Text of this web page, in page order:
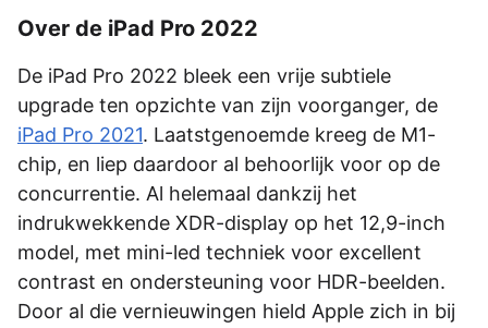
Over de iPad Pro 2022
De iPad Pro 2022 bleek een vrije subtiele
upgrade ten opzichte van zijn voorganger, de
iPad Pro 2021. Laatstgenoemde kreeg de M1-
chip, en liep daardoor al behoorlijk voor op de
concurrentie. Al helemaal dankzij het
indrukwekkende XDR-display op het 12,9-inch
model, met mini-led techniek voor excellent
contrast en ondersteuning voor HDR-beelden.
Door al die vernieuwingen hield Apple zich in bij